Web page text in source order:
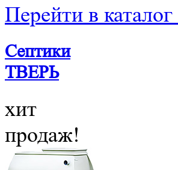
Перейти в
Септики
ТВЕРЬ
хит
продаж!